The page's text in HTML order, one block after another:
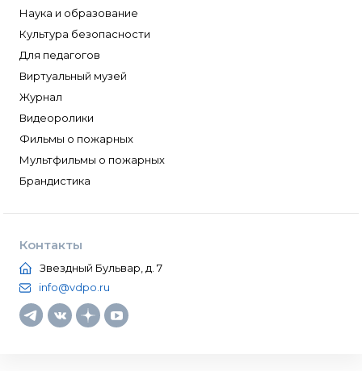
Наука и образование
Культура безопасности
Для педагогов
Виртуальный музей
Журнал
Видеоролики
Фильмы о пожарных
Мультфильмы о пожарных
Брандистика
Контакты
Звездный Бульвар, д. 7
info@vdpo.ru